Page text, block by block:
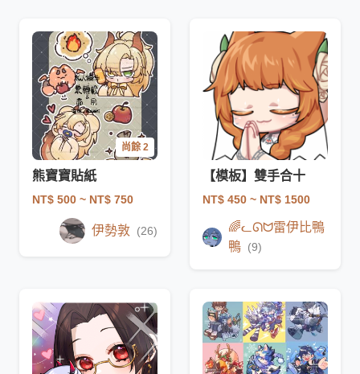
尚餘 2
熊寶寶貼紙
NT$ 500 ~ NT$ 750
伊勢敦 (26)
【模板】雙手合十
NT$ 450 ~ NT$ 1500
🌈ᓚᘏᗢ雷伊比鴨
鴨 (9)